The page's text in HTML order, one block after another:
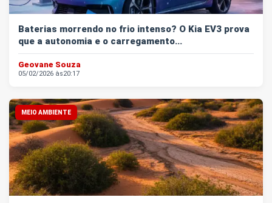
Baterias morrendo no frio intenso? O Kia EV3 prova
que a autonomia e o carregamento...
Geovane Souza
05/02/2026 às20:17
MEIO AMBIENTE